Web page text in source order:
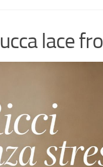
lace